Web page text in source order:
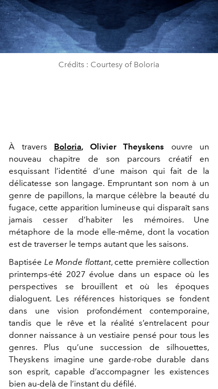
Crédits : Courtesy of Boloria
À travers Boloria, Olivier Theyskens ouvre un
nouveau chapitre de son parcours créatif en
esquissant l’identité d’une maison qui fait de la
délicatesse son langage. Empruntant son nom à un
genre de papillons, la marque célèbre la beauté du
fugace, cette apparition lumineuse qui disparaît sans
jamais cesser d’habiter les mémoires. Une
métaphore de la mode elle-même, dont la vocation
est de traverser le temps autant que les saisons.
Baptisée Le Monde flottant, cette première collection
printemps-été 2027 évolue dans un espace où les
perspectives se brouillent et où les époques
dialoguent. Les références historiques se fondent
dans une vision profondément contemporaine,
tandis que le rêve et la réalité s’entrelacent pour
donner naissance à un vestiaire pensé pour tous les
genres. Plus qu’une succession de silhouettes,
Theyskens imagine une garde-robe durable dans
son esprit, capable d’accompagner les existences
bien au-delà de l’instant du défilé.